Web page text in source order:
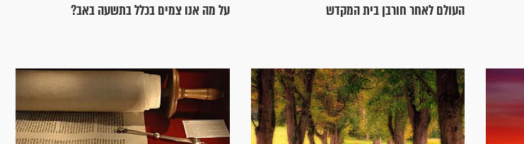
העולם לאחר חורבן בית המקדש על מה אנו צמים בכלל בתשעה באב?